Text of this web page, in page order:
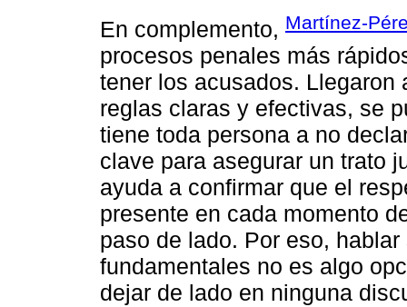
En complemento, Martínez-
procesos penales más
tener los acusados.
reglas claras y efectivas, se
tiene toda persona a no
clave para asegurar un trato
ayuda a confirmar que el
presente en cada momento
paso de lado. Por eso,
fundamentales no es algo
dejar de lado en ninguna